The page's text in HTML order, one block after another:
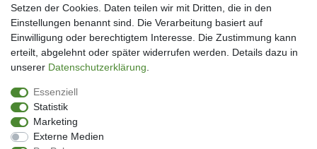
Kundenkonto eröffnen
Im Kundenkonto anmelden
Wunschliste
Service
Datenschutzerklärung
AGB
Impressum
Facebook
Setzen der Cookies. Daten teilen wir mit Dritten, die in den
Einstellungen benannt sind. Die Verarbeitung basiert auf
Einwilligung oder berechtigtem Interesse. Die Zustimmung kann
erteilt, abgelehnt oder später widerrufen werden. Details dazu in
unserer Daten­schutz­erklärung
Essenziell
Statistik
Marketing
Externe Medien